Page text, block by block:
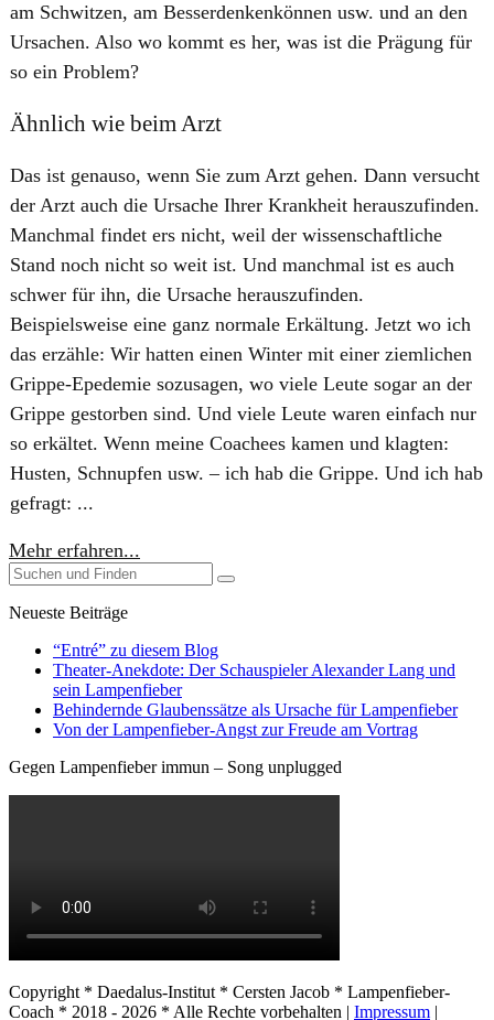
am Schwitzen, am Besserdenkenkönnen usw. und an den
Ursachen. Also wo kommt es her, was ist die Prägung für
so ein Problem?
Ähnlich wie beim Arzt
Das ist genauso, wenn Sie zum Arzt gehen. Dann versucht
der Arzt auch die Ursache Ihrer Krankheit herauszufinden.
Manchmal findet ers nicht, weil der wissenschaftliche
Stand noch nicht so weit ist. Und manchmal ist es auch
schwer für ihn, die Ursache herauszufinden.
Beispielsweise eine ganz normale Erkältung. Jetzt wo ich
das erzähle: Wir hatten einen Winter mit einer ziemlichen
Grippe-Epedemie sozusagen, wo viele Leute sogar an der
Grippe gestorben sind. Und viele Leute waren einfach nur
so erkältet. Wenn meine Coachees kamen und klagten:
Husten, Schnupfen usw. – ich hab die Grippe. Und ich hab
gefragt: ...
Mehr erfahren...
Neueste Beiträge
“Entré” zu diesem Blog
Theater-Anekdote: Der Schauspieler Alexander Lang und
sein Lampenfieber
Behindernde Glaubenssätze als Ursache für Lampenfieber
​Von der Lampenfieber-Angst zur Freude am Vortrag
Gegen Lampenfieber immun – Song unplugged
Copyright * Daedalus-Institut * Cersten Jacob * Lampenfieber-
Coach * 2018 - 2026 * Alle Rechte vorbehalten | Impressum